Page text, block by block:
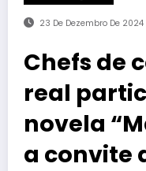
23 De Dezembro De 2024
Chefs de
real
novela
a convite